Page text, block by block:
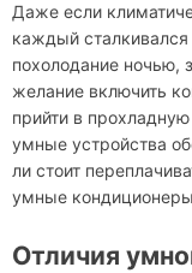
Даже если
каждый
похолодание ночью,
желание включить
прийти в
умные устройства
ли стоит
умные
Отличия